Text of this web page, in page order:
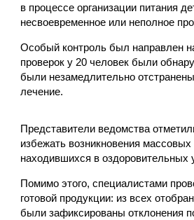
в процессе организации питания
несвоевременное или неполное
Особый контроль был направлен
проверок у 20 человек были
были незамедлительно
лечение.
Представители ведомства
избежать возникновения
находившихся в оздоровительных
Помимо этого, специалистами
готовой продукции: из всех
были зафиксированы отклонения